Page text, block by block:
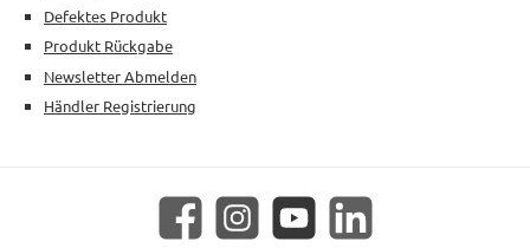
Defektes Produkt
Produkt Rückgabe
Newsletter Abmelden
Händler Registrierung
Facebook Instagram YouTube LinkedIn